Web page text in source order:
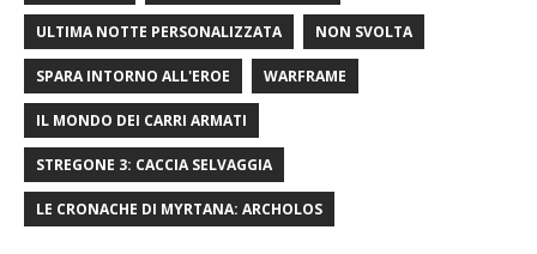
ULTIMA NOTTE PERSONALIZZATA NON SVOLTA
SPARA INTORNO ALL'EROE WARFRAME
IL MONDO DEI CARRI ARMATI
STREGONE 3: CACCIA SELVAGGIA
LE CRONACHE DI MYRTANA: ARCHOLOS